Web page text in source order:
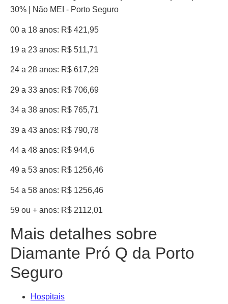
00 a 18 anos: R$ 421,95
19 a 23 anos: R$ 511,71
24 a 28 anos: R$ 617,29
29 a 33 anos: R$ 706,69
34 a 38 anos: R$ 765,71
39 a 43 anos: R$ 790,78
44 a 48 anos: R$ 944,6
49 a 53 anos: R$ 1256,46
54 a 58 anos: R$ 1256,46
59 ou + anos: R$ 2112,01
Mais detalhes sobre
Diamante Pró Q da Porto
Seguro
Hospitais